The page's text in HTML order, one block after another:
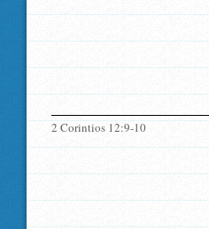
2 Corintios 12:9-10